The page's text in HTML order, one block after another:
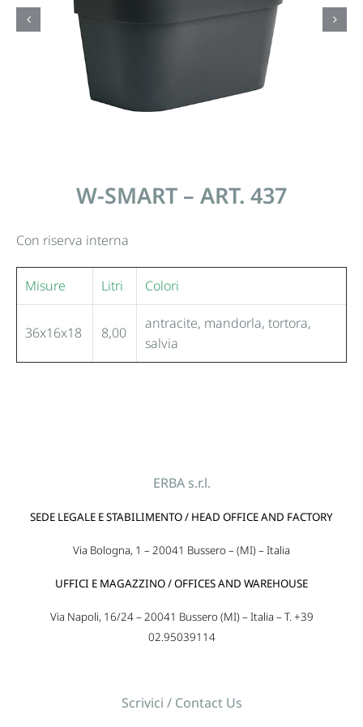
W-SMART – ART. 437
Con riserva interna
Misure Litri Colori
36x16x18 8,00
antracite, mandorla, tortora,
salvia
ERBA s.r.l.
SEDE LEGALE E STABILIMENTO / HEAD OFFICE AND FACTORY
Via Bologna, 1 – 20041 Bussero – (MI) – Italia
UFFICI E MAGAZZINO / OFFICES AND WAREHOUSE
Via Napoli, 16/24 – 20041 Bussero (MI) – Italia – T. +39
02.95039114
Scrivici / Contact Us